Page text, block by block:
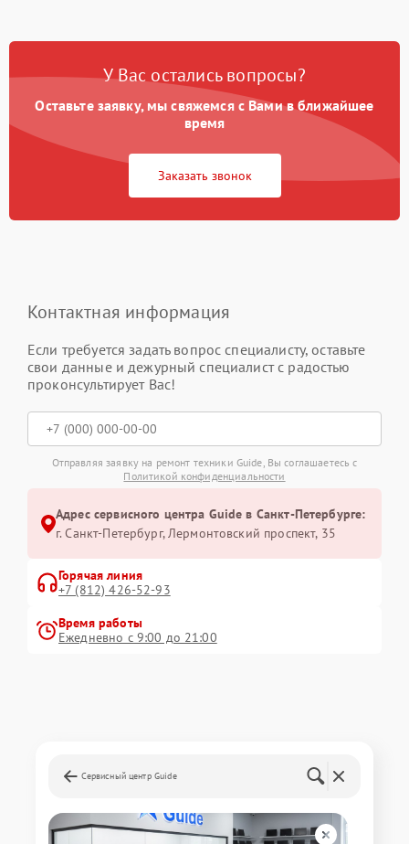
У Вас остались вопросы?
Оставьте заявку, мы свяжемся с Вами в ближайшее
время
Заказать звонок
Контактная информация
Если требуется задать вопрос специалисту, оставьте
свои данные и дежурный специалист с радостью
проконсультирует Вас!
Отправляя заявку на ремонт техники Guide, Вы соглашаетесь с
Политикой конфиденциальности
Адрес сервисного центра Guide в Санкт-Петербурге:
г. Санкт-Петербург, Лермонтовский проспект, 35
Горячая линия
+7 (812) 426-52-93
Время работы
Ежедневно с 9:00 до 21:00
Сервисный центр Guide